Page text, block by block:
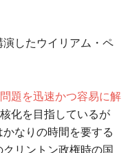
したウイリアム・ペ
題を迅速かつ容易に解
化を目指しているが
なりの時間を要する
リントン政権時の国